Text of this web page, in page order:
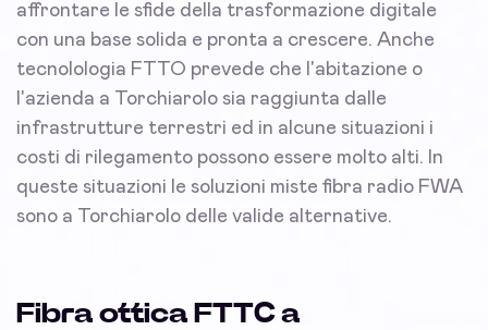
affrontare le sfide della trasformazione digitale
con una base solida e pronta a crescere. Anche
tecnolologia FTTO prevede che l'abitazione o
l'azienda a Torchiarolo sia raggiunta dalle
infrastrutture terrestri ed in alcune situazioni i
costi di rilegamento possono essere molto alti. In
queste situazioni le soluzioni miste fibra radio FWA
sono a Torchiarolo delle valide alternative.
Fibra ottica FTTC a